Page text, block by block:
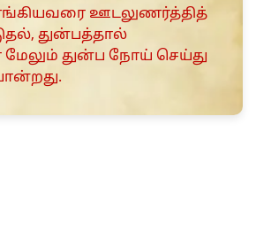
ஊடலுணர்த்தித்
துன்பத்தால்
மேலும் துன்ப நோய் செய்து